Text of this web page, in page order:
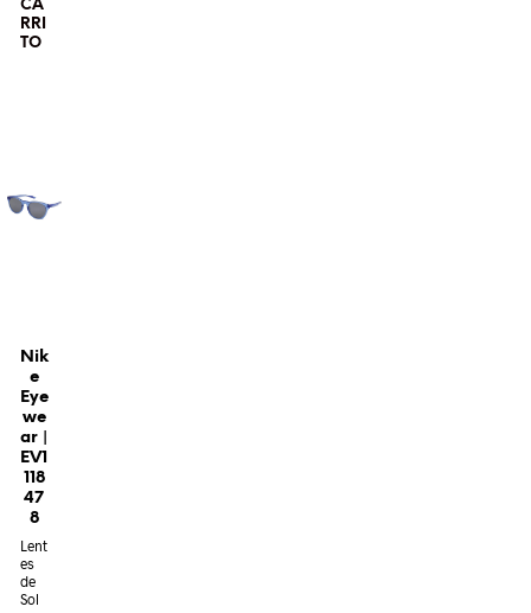
CA
RRI
TO
Nik
e
Eye
we
ar |
EV1
118
47
8
Lent
es
de
Sol